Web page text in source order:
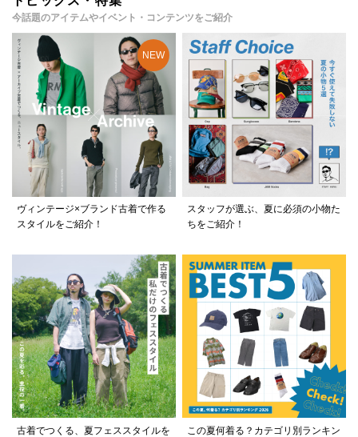
今話題のアイテムやイベント・コンテンツをご紹介
ヴィンテージ×ブランド古着で作る
スタイルをご紹介！
スタッフが選ぶ、夏に必須の小物た
ちをご紹介！
古着でつくる、夏フェススタイルを
この夏何着る？カテゴリ別ランキン